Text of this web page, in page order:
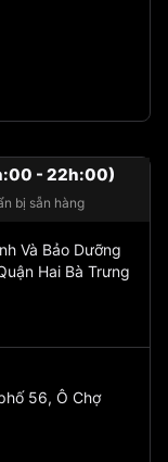
- 22h:00)
bị sẵn hàng
Và Bảo Dưỡng
Hai Bà Trưng
56, Ô Chợ